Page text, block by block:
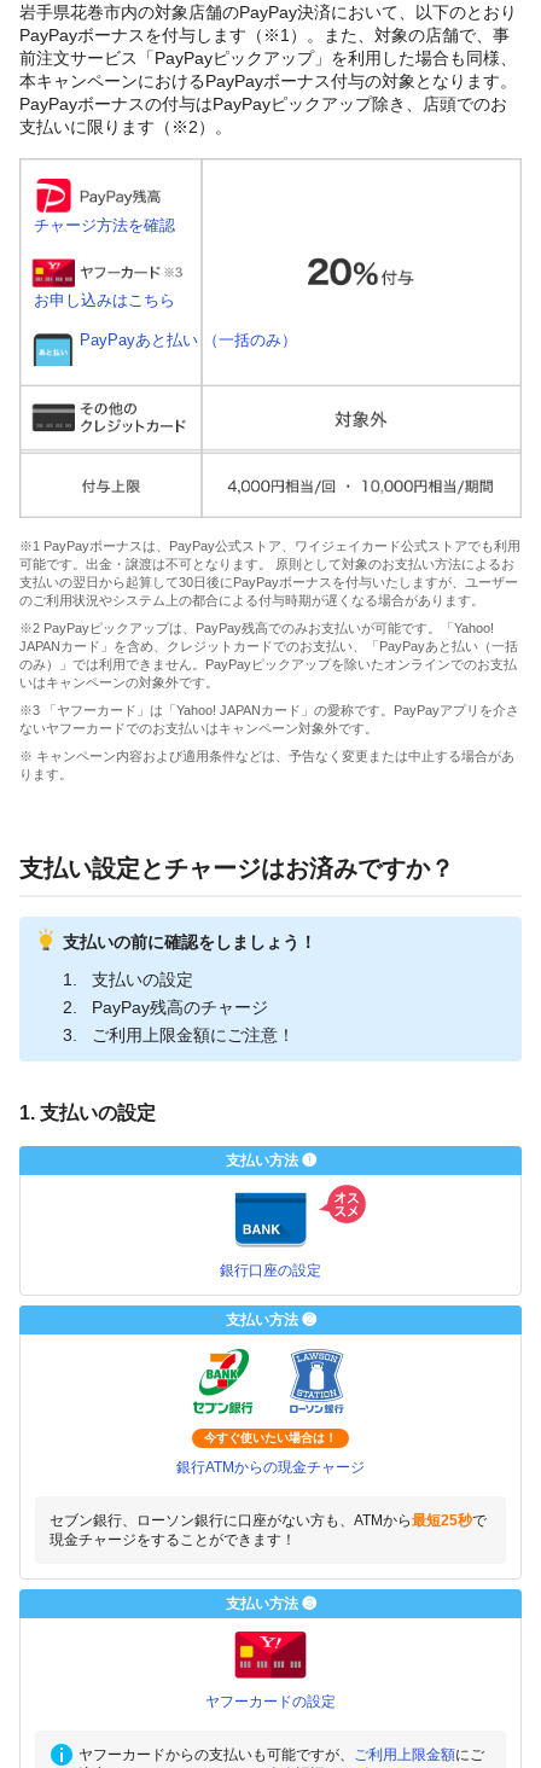
岩手県花巻市内の対象店舗のPayPay決済において、以下のとおり
PayPayボーナスを付与します（※1）。また、対象の店舗で、事
前注文サービス「PayPayピックアップ」を利用した場合も同様、
本キャンペーンにおけるPayPayボーナス付与の対象となります。
PayPayボーナスの付与はPayPayピックアップ除き、店頭でのお
支払いに限ります（※2）。
チャージ方法を確認
お申し込みはこちら
PayPayあと払い （一括のみ）
※1 PayPayボーナスは、PayPay公式ストア、ワイジェイカード公式ストアでも利用
可能です。出金・譲渡は不可となります。 原則として対象のお支払い方法によるお
支払いの翌日から起算して30日後にPayPayボーナスを付与いたしますが、ユーザー
のご利用状況やシステム上の都合による付与時期が遅くなる場合があります。
※2 PayPayピックアップは、PayPay残高でのみお支払いが可能です。「Yahoo!
JAPANカード」を含め、クレジットカードでのお支払い、「PayPayあと払い（一括
のみ）」では利用できません。PayPayピックアップを除いたオンラインでのお支払
いはキャンペーンの対象外です。
※3 「ヤフーカード」は「Yahoo! JAPANカード」の愛称です。PayPayアプリを介さ
ないヤフーカードでのお支払いはキャンペーン対象外です。
※ キャンペーン内容および適用条件などは、予告なく変更または中止する場合があ
ります。
支払い設定とチャージはお済みですか？
支払いの前に確認をしましょう！
支払いの設定
PayPay残高のチャージ
ご利用上限金額にご注意！
1. 支払いの設定
支払い方法 ❶
銀行口座の設定
支払い方法 ❷
今すぐ使いたい場合は！
銀行ATMからの現金チャージ
セブン銀行、ローソン銀行に口座がない方も、ATMから最短25秒で
現金チャージをすることができます！
支払い方法 ❸
ヤフーカードの設定
ヤフーカードからの支払いも可能ですが、 ご利用上限金額にご